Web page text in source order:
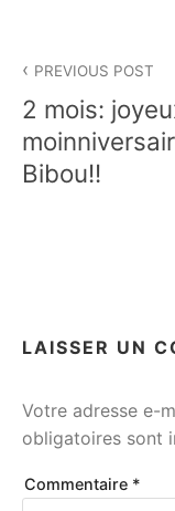
de
l’article
PREVIOUS POST
2 mois:
Bibou!!
LAISSER UN
Votre adresse e-
obligatoires sont
Commentaire *